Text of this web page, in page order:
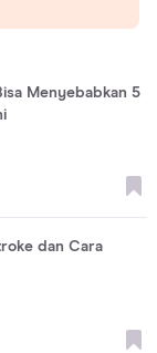
Menyebabkan 5
dan Cara